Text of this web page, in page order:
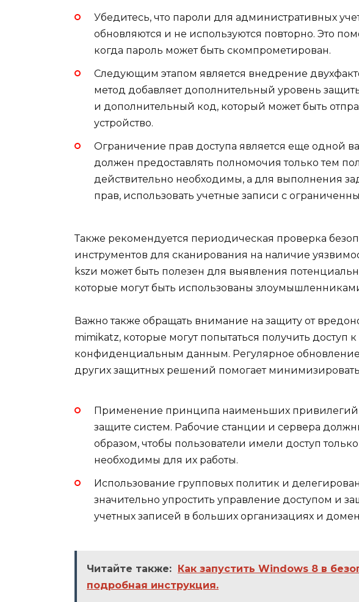
Убедитесь, что пароли для административных
обновляются и не используются повторно. Это
когда пароль может быть скомпрометирован.
Следующим этапом является внедрение
метод добавляет дополнительный уровень
и дополнительный код, который может быть
устройство.
Ограничение прав доступа является еще одной
должен предоставлять полномочия только тем
действительно необходимы, а для выполнения
прав, использовать учетные записи с
Также рекомендуется периодическая проверка
инструментов для сканирования на наличие
kszи может быть полезен для выявления
которые могут быть использованы
Важно также обращать внимание на защиту от
mimikatz, которые могут попытаться получить доступ
конфиденциальным данным. Регулярное
других защитных решений помогает минимизировать
Применение принципа наименьших привилегий
защите систем. Рабочие станции и сервера
образом, чтобы пользователи имели доступ
необходимы для их работы.
Использование групповых политик и
значительно упростить управление доступом и
учетных записей в больших организациях и
Читайте также:
Как запустить Windows 8 в
подробная инструкция.